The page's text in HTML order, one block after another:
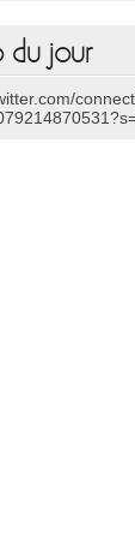
du jour